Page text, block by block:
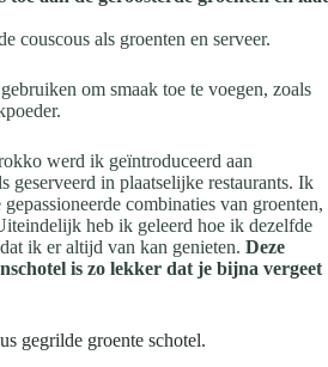
couscous als groenten en serveer.
om smaak toe te voegen, zoals
werd ik geïntroduceerd aan
geserveerd in plaatselijke restaurants. Ik
combinaties van groenten,
heb ik geleerd hoe ik dezelfde
ik er altijd van kan genieten. Deze
is zo lekker dat je bijna vergeet
gegrilde groente schotel.